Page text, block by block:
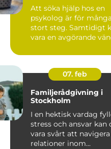
Att söka hjälp hos en
psykolog är för
stort steg. Samtidigt
vara en avgörande
07. feb
Familjerådgivning i
Stockholm
I en hektisk vardag
stress och ansvar kan
vara svårt att navigera
relationer inom...